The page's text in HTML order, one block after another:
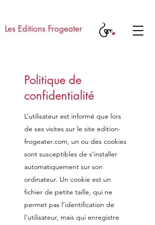
Les Editions Frogeater
Politique de
confidentialité
L’utilisateur est informé que lors
de ses visites sur le site edition-
frogeater.com, un ou des cookies
sont susceptibles de s’installer
automatiquement sur son
ordinateur. Un cookie est un
fichier de petite taille, qui ne
permet pas l’identification de
l’utilisateur, mais qui enregistre